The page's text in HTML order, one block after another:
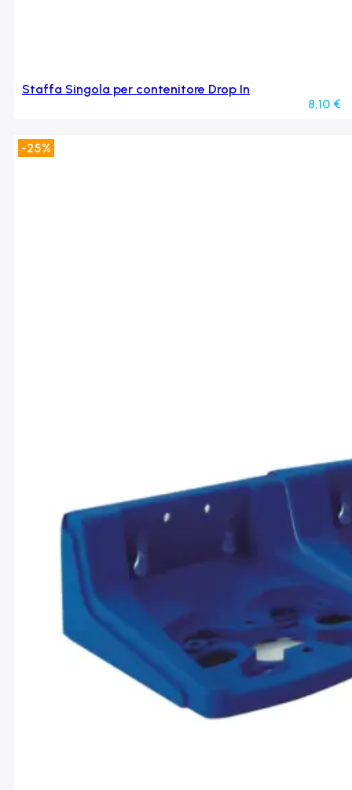
Staffa Singola per contenitore Drop In
8,10 €
-25%